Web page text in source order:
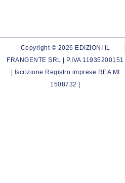
Copyright © 2026 EDIZIONI IL
FRANGENTE SRL | P.IVA 11935200151
| Iscrizione Registro imprese REA MI
1508732 |